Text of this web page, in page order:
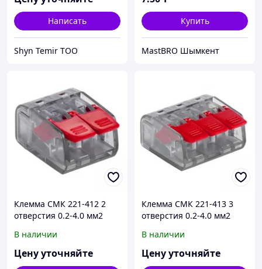
Написать
Shyn Temir ТОО
Купить
MastBRO Шымкент
Клемма СМК 221-412 2
отверстия 0.2-4.0 мм2
В наличии
Цену уточняйте
Клемма СМК 221-413 3
отверстия 0.2-4.0 мм2
В наличии
Цену уточняйте